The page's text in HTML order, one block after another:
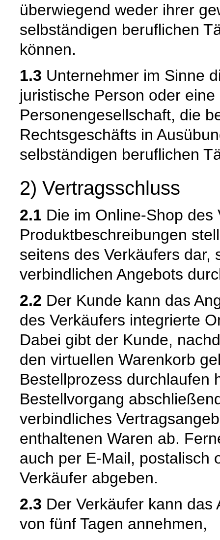
überwiegend weder ihrer
selbständigen beruflichen
können.
1.3 Unternehmer im Sinne
juristische Person oder
Personengesellschaft, die
Rechtsgeschäfts in
selbständigen beruflichen
2) Vertragsschluss
2.1 Die im Online-Shop
Produktbeschreibungen
seitens des Verkäufers dar,
verbindlichen Angebots
2.2 Der Kunde kann das
des Verkäufers integrierte
Dabei gibt der Kunde,
den virtuellen Warenkorb
Bestellprozess durchlaufen
Bestellvorgang
verbindliches
enthaltenen Waren ab.
auch per E-Mail, postalisch
Verkäufer abgeben.
2.3 Der Verkäufer kann
von fünf Tagen annehmen,